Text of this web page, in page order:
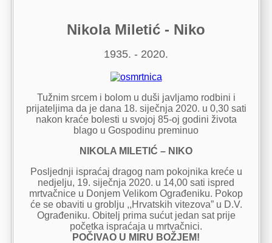
Nikola Miletić - Niko
1935. - 2020.
Tužnim srcem i bolom u duši javljamo rodbini i
prijateljima da je dana 18. siječnja 2020. u 0,30 sati
nakon kraće bolesti u svojoj 85-oj godini života
blago u Gospodinu preminuo
NIKOLA MILETIĆ – NIKO
Posljednji ispraćaj dragog nam pokojnika kreće u
nedjelju, 19. siječnja 2020. u 14,00 sati ispred
mrtvačnice u Donjem Velikom Ograđeniku. Pokop
će se obaviti u groblju ,,Hrvatskih vitezova” u D.V.
Ograđeniku. Obitelj prima sućut jedan sat prije
početka ispraćaja u mrtvačnici.
POČIVAO U MIRU BOŽJEM!